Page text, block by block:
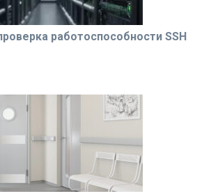
работоспособности SSH